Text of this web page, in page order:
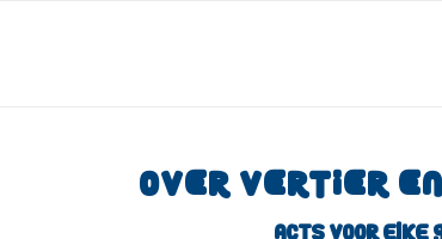
OVER VERTIER
Acts voor elke